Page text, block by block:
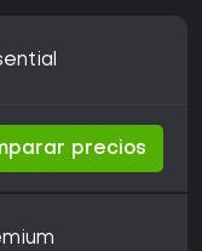
precios